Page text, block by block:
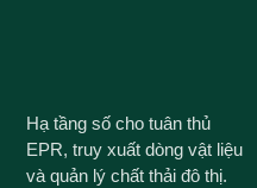
Hạ tầng số cho tuân thủ
EPR, truy xuất dòng vật liệu
và quản lý chất thải đô thị.